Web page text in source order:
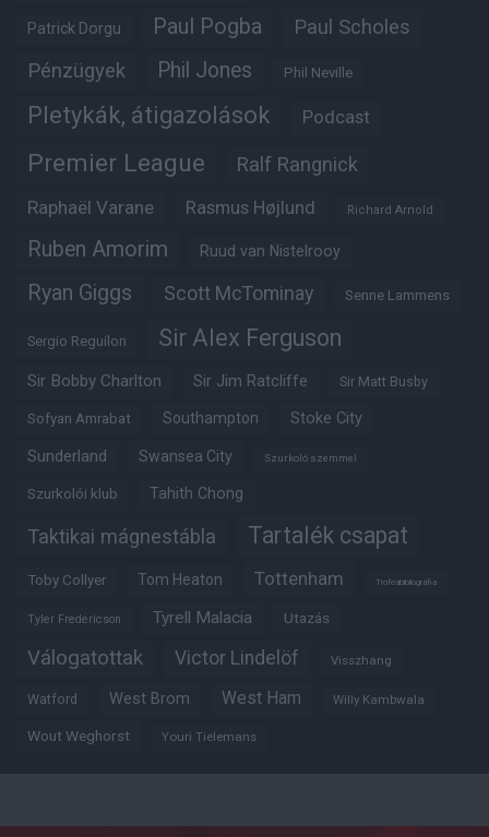
Patrick Dorgu Paul Pogba Paul Scholes
Pénzügyek Phil Jones Phil Neville
Pletykák, átigazolások Podcast
Premier League Ralf Rangnick
Raphaël Varane Rasmus Højlund Richard Arnold
Ruben Amorim Ruud van Nistelrooy
Ryan Giggs Scott McTominay Senne Lammens
Sergio Reguilon Sir Alex Ferguson
Sir Bobby Charlton Sir Jim Ratcliffe Sir Matt Busby
Sofyan Amrabat Southampton Stoke City
Sunderland Swansea City Szurkoló szemmel
Szurkolói klub Tahith Chong
Taktikai mágnestábla Tartalék csapat
Toby Collyer Tom Heaton Tottenham Trófeabibliográfia
Tyler Fredericson Tyrell Malacia Utazás
Válogatottak Victor Lindelöf Visszhang
Watford West Brom West Ham Willy Kambwala
Wout Weghorst Youri Tielemans